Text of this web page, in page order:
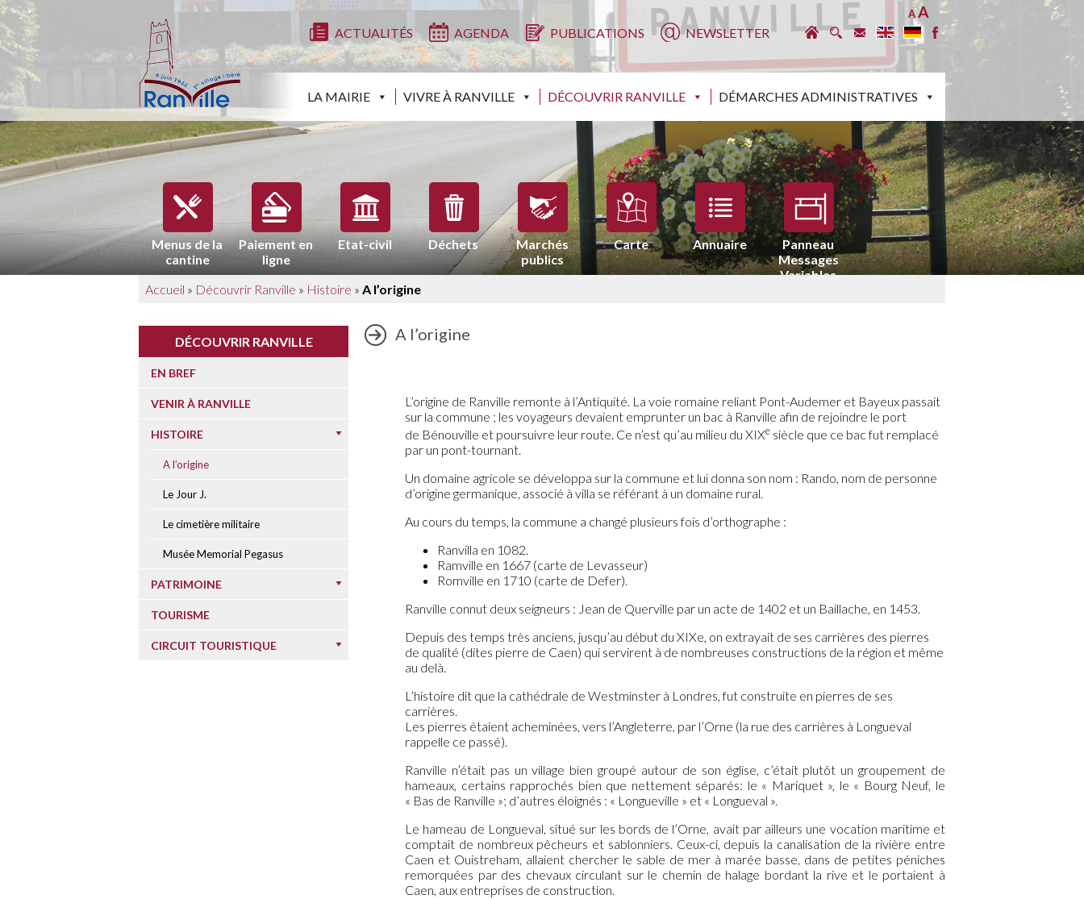
ACTUALITÉS AGENDA PUBLICATIONS NEWSLETTER
AA
LA MAIRIE VIVRE À RANVILLE DÉCOUVRIR RANVILLE DÉMARCHES ADMINISTRATIVES
Menus de la
cantine
Paiement en
ligne
Etat-civil Déchets
Marchés
publics
Carte Annuaire
Panneau
Messages
Variables
Accueil » Découvrir Ranville » Histoire » A l’origine
DÉCOUVRIR RANVILLE
EN BREF
VENIR À RANVILLE
HISTOIRE
A l’origine
Le Jour J.
Le cimetière militaire
Musée Memorial Pegasus
PATRIMOINE
TOURISME
CIRCUIT TOURISTIQUE
A l’origine
L’origine de Ranville remonte à l’Antiquité. La voie romaine reliant Pont-Audemer et Bayeux passait
sur la commune ; les voyageurs devaient emprunter un bac à Ranville afin de rejoindre le port
de Bénouville et poursuivre leur route. Ce n’est qu’au milieu du XIXe siècle que ce bac fut remplacé
par un pont-tournant.
Un domaine agricole se développa sur la commune et lui donna son nom : Rando, nom de personne
d’origine germanique, associé à villa se référant à un domaine rural.
Au cours du temps, la commune a changé plusieurs fois d’orthographe :
Ranvilla en 1082.
Ramville en 1667 (carte de Levasseur)
Romville en 1710 (carte de Defer).
Ranville connut deux seigneurs : Jean de Querville par un acte de 1402 et un Baillache, en 1453.
Depuis des temps très anciens, jusqu’au début du XIXe, on extrayait de ses carrières des pierres
de qualité (dites pierre de Caen) qui servirent à de nombreuses constructions de la région et même
au delà.
L’histoire dit que la cathédrale de Westminster à Londres, fut construite en pierres de ses
carrières.
Les pierres étaient acheminées, vers l’Angleterre, par l’Orne (la rue des carrières à Longueval
rappelle ce passé).
Ranville n’était pas un village bien groupé autour de son église, c’était plutôt un groupement de
hameaux, certains rapprochés bien que nettement séparés: le « Mariquet », le « Bourg Neuf, le
« Bas de Ranville »; d’autres éloignés : « Longueville » et « Longueval ».
Le hameau de Longueval, situé sur les bords de l’Orne, avait par ailleurs une vocation maritime et
comptait de nombreux pêcheurs et sablonniers. Ceux-ci, depuis la canalisation de la rivière entre
Caen et Ouistreham, allaient chercher le sable de mer à marée basse, dans de petites péniches
remorquées par des chevaux circulant sur le chemin de halage bordant la rive et le portaient à
Caen, aux entreprises de construction.